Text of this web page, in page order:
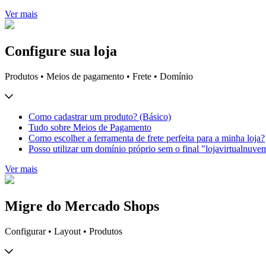
Ver mais
Configure sua loja
Produtos • Meios de pagamento • Frete • Domínio
Como cadastrar um produto? (Básico)
Tudo sobre Meios de Pagamento
Como escolher a ferramenta de frete perfeita para a minha loja?
Posso utilizar um domínio próprio sem o final
Ver mais
Migre do Mercado Shops
Configurar • Layout • Produtos